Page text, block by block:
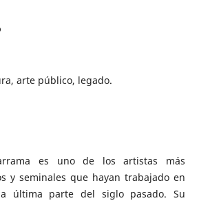
arte público, legado.
es uno de los artistas más
y seminales que hayan trabajado en
última parte del siglo pasado. Su